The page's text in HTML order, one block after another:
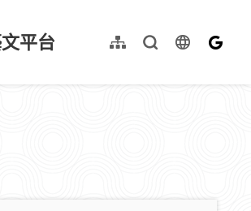
平台 網站導覽全文檢索language
English